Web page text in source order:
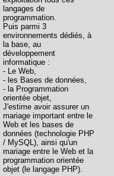
langages de
programmation.
Puis parmi 3
environnements dédiés, à
la base, au
développement
informatique :
- Le Web,
- les Bases de données,
- la Programmation
orientée objet,
J'estime avoir assurer un
mariage important entre le
Web et les bases de
données (technologie PHP
/ MySQL), ainsi qu'un
mariage entre le Web et la
programmation orientée
objet (le langage PHP).